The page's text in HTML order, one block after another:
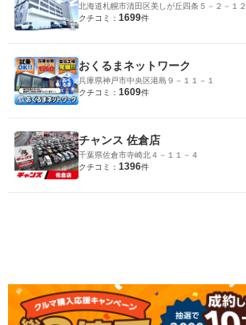
北海道札幌市清田区美しが丘四条５－２－１２
クチコミ： 1699件
おくるまネットワーク
兵庫県神戸市中央区港島９－１１－１
クチコミ： 1609件
チャンス 佐倉店
千葉県佐倉市寺崎北４－１１－４
クチコミ： 1396件